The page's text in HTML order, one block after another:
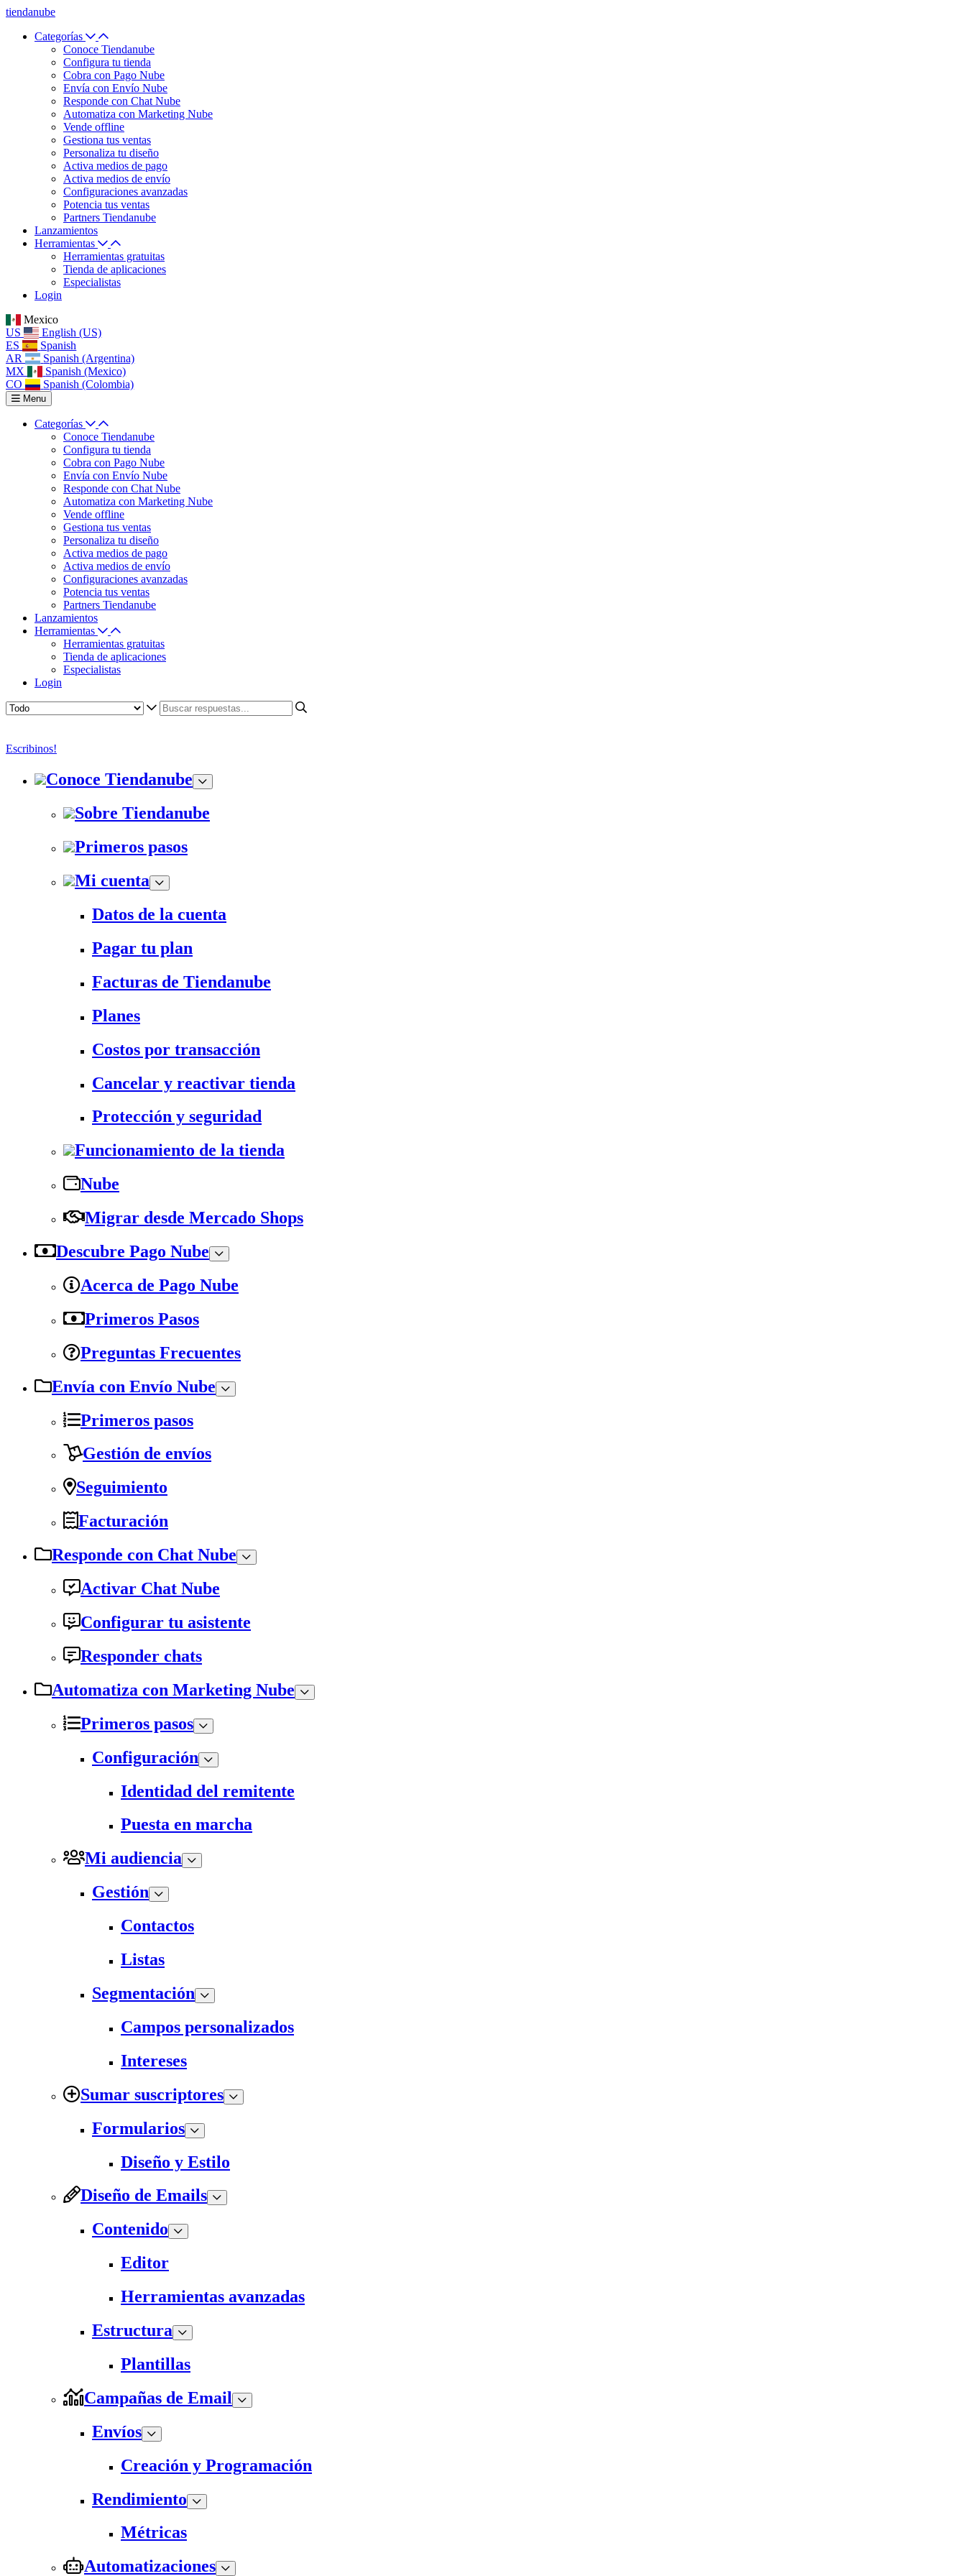
tiendanube
Categorías
Conoce Tiendanube
Configura tu tienda
Cobra con Pago Nube
Envía con Envío Nube
Responde con Chat Nube
Automatiza con Marketing Nube
Vende offline
Gestiona tus ventas
Personaliza tu diseño
Activa medios de pago
Activa medios de envío
Configuraciones avanzadas
Potencia tus ventas
Partners Tiendanube
Lanzamientos
Herramientas
Herramientas gratuitas
Tienda de aplicaciones
Especialistas
Login
Mexico
US
English (US)
ES
Spanish
AR
Spanish (Argentina)
MX
Spanish (Mexico)
CO
Spanish (Colombia)
Menu
Categorías
Conoce Tiendanube
Configura tu tienda
Cobra con Pago Nube
Envía con Envío Nube
Responde con Chat Nube
Automatiza con Marketing Nube
Vende offline
Gestiona tus ventas
Personaliza tu diseño
Activa medios de pago
Activa medios de envío
Configuraciones avanzadas
Potencia tus ventas
Partners Tiendanube
Lanzamientos
Herramientas
Herramientas gratuitas
Tienda de aplicaciones
Especialistas
Login
Escribinos!
Conoce Tiendanube
Sobre Tiendanube
Primeros pasos
Mi cuenta
Datos de la cuenta
Pagar tu plan
Facturas de Tiendanube
Planes
Costos por transacción
Cancelar y reactivar tienda
Protección y seguridad
Funcionamiento de la tienda
Nube
Migrar desde Mercado Shops
Descubre Pago Nube
Acerca de Pago Nube
Primeros Pasos
Preguntas Frecuentes
Envía con Envío Nube
Primeros pasos
Gestión de envíos
Seguimiento
Facturación
Responde con Chat Nube
Activar Chat Nube
Configurar tu asistente
Responder chats
Automatiza con Marketing Nube
Primeros pasos
Configuración
Identidad del remitente
Puesta en marcha
Mi audiencia
Gestión
Contactos
Listas
Segmentación
Campos personalizados
Intereses
Sumar suscriptores
Formularios
Diseño y Estilo
Diseño de Emails
Contenido
Editor
Herramientas avanzadas
Estructura
Plantillas
Campañas de Email
Envíos
Creación y Programación
Rendimiento
Métricas
Automatizaciones